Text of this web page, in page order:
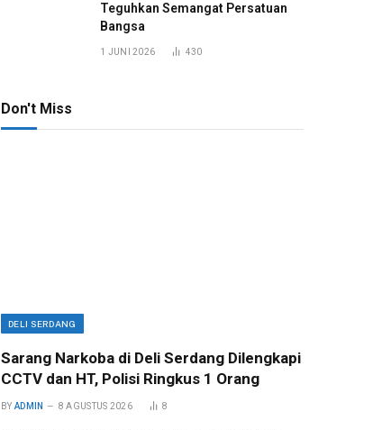
Teguhkan Semangat Persatuan
Bangsa
1 JUNI 2026 430
Don't Miss
DELI SERDANG
Sarang Narkoba di Deli Serdang Dilengkapi
CCTV dan HT, Polisi Ringkus 1 Orang
BY ADMIN 8 AGUSTUS 2026 8